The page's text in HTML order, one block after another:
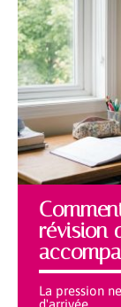
révision
La pression